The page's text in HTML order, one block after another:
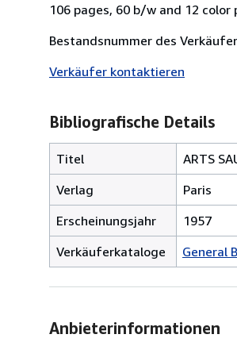
106 pages, 60 b/w and 12
Bestandsnummer des
Verkäufer kontaktieren
Bibliografische Details
Titel
ARTS
Verlag
Paris
Erscheinungsjahr
1957
Verkäuferkataloge
General
Anbieterinformationen